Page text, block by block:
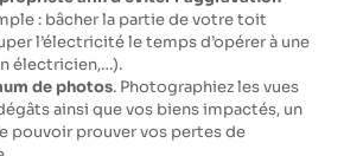
: bâcher la partie de votre toit
l’électricité le temps d’opérer à une
électricien,…).
de photos. Photographiez les vues
ainsi que vos biens impactés, un
pouvoir prouver vos pertes de